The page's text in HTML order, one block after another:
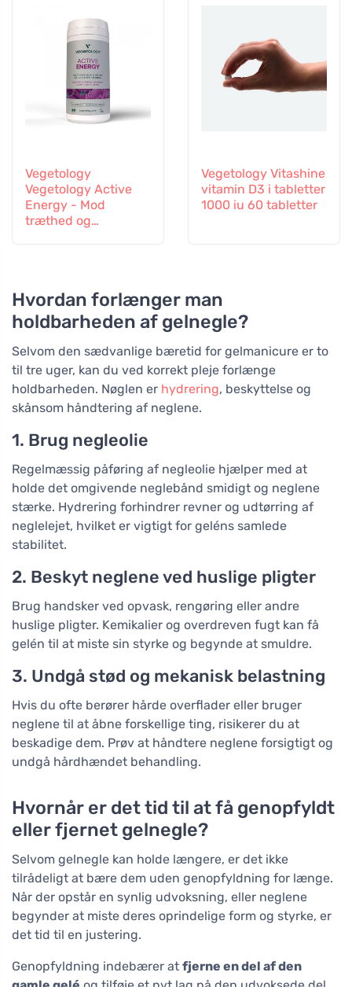
Vegetology
Vegetology Active
Energy - Mod
træthed og
Vegetology Vitashine
vitamin D3 i tabletter
1000 iu 60 tabletter
Hvordan forlænger man
holdbarheden af gelnegle?
Selvom den sædvanlige bæretid for gelmanicure er to
til tre uger, kan du ved korrekt pleje forlænge
holdbarheden. Nøglen er hydrering, beskyttelse og
skånsom håndtering af neglene.
1. Brug negleolie
Regelmæssig påføring af negleolie hjælper med at
holde det omgivende neglebånd smidigt og neglene
stærke. Hydrering forhindrer revner og udtørring af
neglelejet, hvilket er vigtigt for geléns samlede
stabilitet.
2. Beskyt neglene ved huslige pligter
Brug handsker ved opvask, rengøring eller andre
huslige pligter. Kemikalier og overdreven fugt kan få
gelén til at miste sin styrke og begynde at smuldre.
3. Undgå stød og mekanisk belastning
Hvis du ofte berører hårde overflader eller bruger
neglene til at åbne forskellige ting, risikerer du at
beskadige dem. Prøv at håndtere neglene forsigtigt og
undgå hårdhændet behandling.
Hvornår er det tid til at få genopfyldt
eller fjernet gelnegle?
Selvom gelnegle kan holde længere, er det ikke
tilrådeligt at bære dem uden genopfyldning for længe.
Når der opstår en synlig udvoksning, eller neglene
begynder at miste deres oprindelige form og styrke, er
det tid til en justering.
Genopfyldning indebærer at fjerne en del af den